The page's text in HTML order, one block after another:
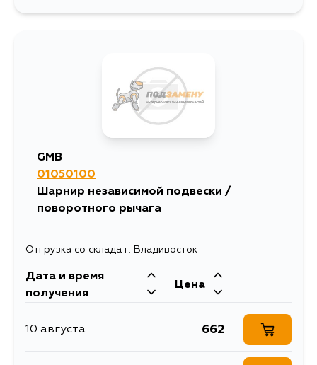
1405
GMB
01050100
Шарнир независимой подвески /
поворотного рычага
Отгрузка со склада г. Владивосток
Дата и время
получения
Цена
10 августа 662